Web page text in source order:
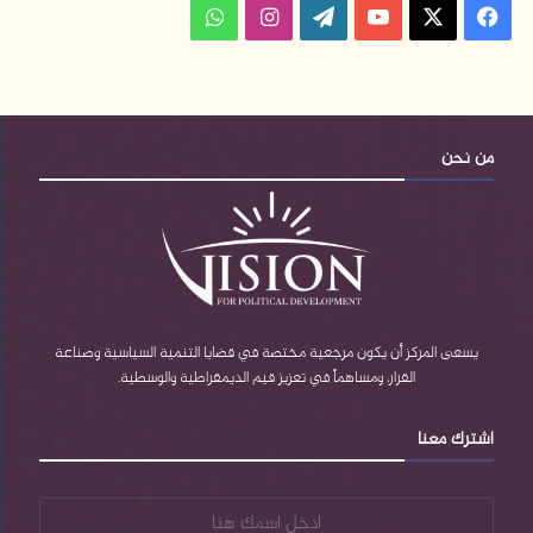
فيسبوك ‫YouTube
‫WordPress
انستقرامواتساب
من نحن
يسعى المركز أن يكون مرجعية مختصة في قضايا التنمية السياسية وصناعة
القرار، ومساهماً في تعزيز قيم الديمقراطية والوسطية.
اشترك معنا